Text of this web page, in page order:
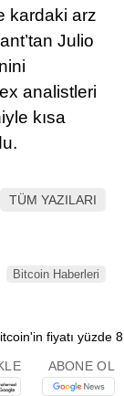
kardaki arz
Julio
analistleri
kısa
TÜM YAZILARI
Bitcoin Haberleri
ABONE OL